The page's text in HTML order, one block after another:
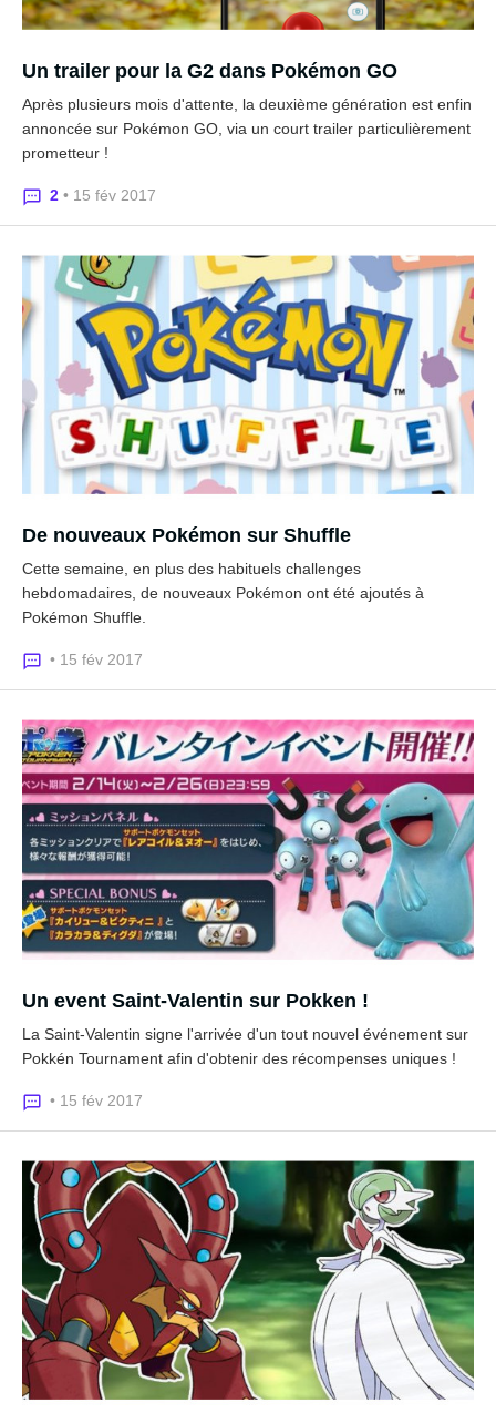
Un trailer pour la G2 dans Pokémon GO
Après plusieurs mois d'attente, la deuxième génération est enfin
annoncée sur Pokémon GO, via un court trailer particulièrement
prometteur !
2 • 15 fév 2017
De nouveaux Pokémon sur Shuffle
Cette semaine, en plus des habituels challenges
hebdomadaires, de nouveaux Pokémon ont été ajoutés à
Pokémon Shuffle.
• 15 fév 2017
Un event Saint-Valentin sur Pokken !
La Saint-Valentin signe l'arrivée d'un tout nouvel événement sur
Pokkén Tournament afin d'obtenir des récompenses uniques !
• 15 fév 2017